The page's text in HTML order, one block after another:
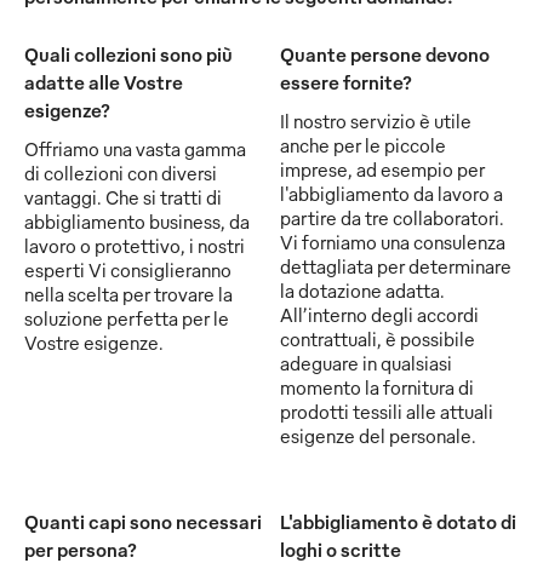
Quali collezioni sono più
adatte alle Vostre
esigenze?
Offriamo una vasta gamma
di collezioni con diversi
vantaggi. Che si tratti di
abbigliamento business, da
lavoro o protettivo, i nostri
esperti Vi consiglieranno
nella scelta per trovare la
soluzione perfetta per le
Vostre esigenze.
Quante persone devono
essere fornite?
Il nostro servizio è utile
anche per le piccole
imprese, ad esempio per
l'abbigliamento da lavoro a
partire da tre collaboratori.
Vi forniamo una consulenza
dettagliata per determinare
la dotazione adatta.
All’interno degli accordi
contrattuali, è possibile
adeguare in qualsiasi
momento la fornitura di
prodotti tessili alle attuali
esigenze del personale.
Quanti capi sono necessari
per persona?
L'abbigliamento è dotato di
loghi o scritte